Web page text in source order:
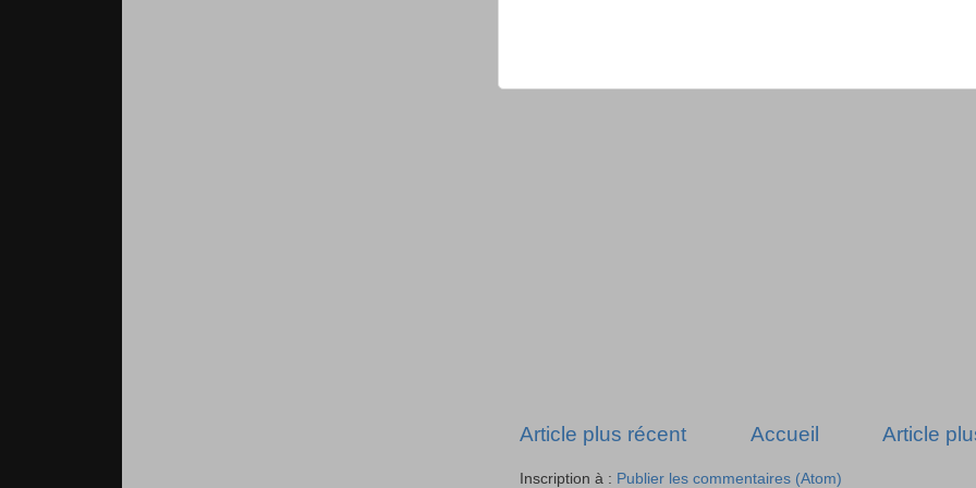
Article plus récent Article
Accueil
Inscription à : Publier les commentaires (Atom)